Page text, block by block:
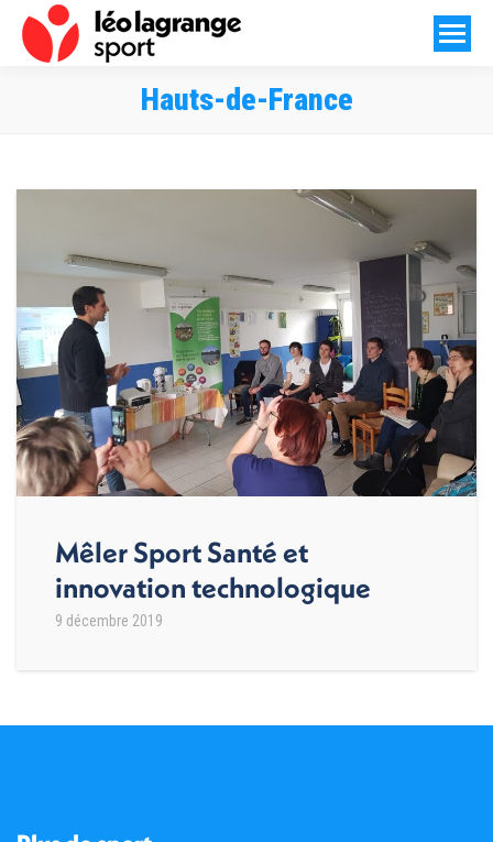
Hauts-de-France
Mêler Sport Santé et
innovation technologique
9 décembre 2019